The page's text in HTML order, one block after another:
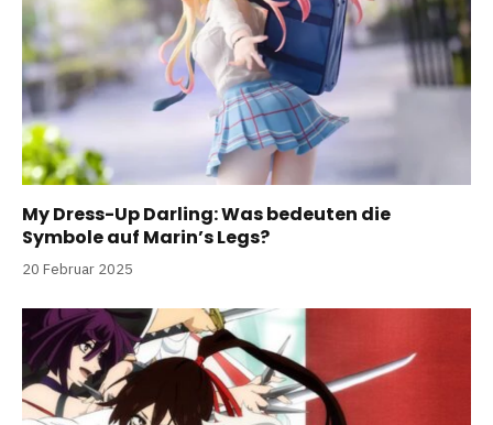
My Dress-Up Darling: Was bedeuten die
Symbole auf Marin’s Legs?
20 Februar 2025